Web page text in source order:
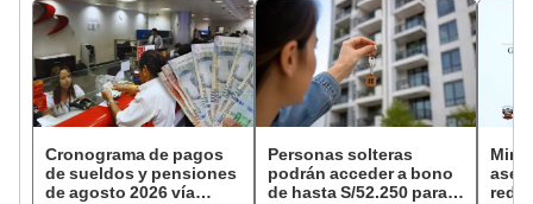
Cronograma de pagos
de sueldos y pensiones
de agosto 2026 vía
Personas solteras
podrán acceder a bono
de hasta S/52.250 para